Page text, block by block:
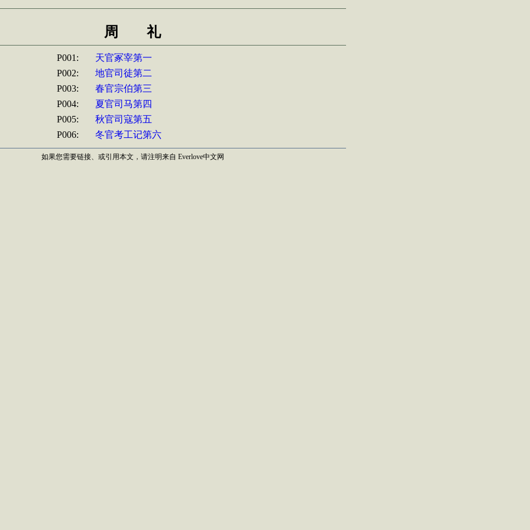
周 礼
P001:
天官冢宰第一
P002:
地官司徒第二
P003:
春官宗伯第三
P004:
夏官司马第四
P005:
秋官司寇第五
P006:
冬官考工记第六
如果您需要链接、或引用本文，请注明来自 Everlove中文网